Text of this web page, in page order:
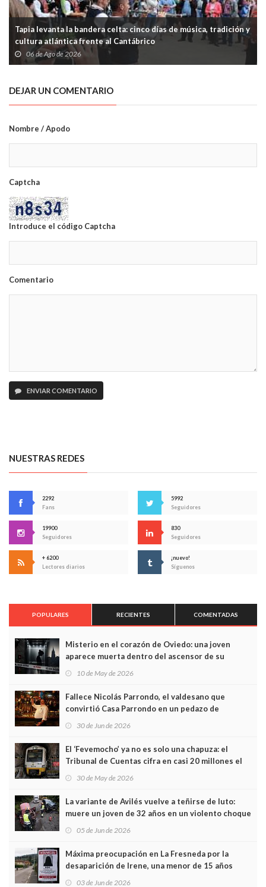
Tapia levanta la bandera celta: cinco días de música, tradición y
cultura atlántica frente al Cantábrico
06 de Ago de 2026
DEJAR UN COMENTARIO
Nombre / Apodo
Captcha
Introduce el código Captcha
Comentario
ENVIAR COMENTARIO
NUESTRAS REDES
2292
Fans
5992
Seguidores
19900
Seguidores
830
Seguidores
+ 6200
Lectores diarios
¡nuevo!
Síguenos
POPULARES RECIENTES COMENTADAS
Misterio en el corazón de Oviedo: una joven
aparece muerta dentro del ascensor de su
edificio y las cámaras captan sus últimos minutos
10 de May de 2026
Fallece Nicolás Parrondo, el valdesano que
convirtió Casa Parrondo en un pedazo de
Asturias en Madrid
30 de Jun de 2026
El ‘Fevemocho’ ya no es solo una chapuza: el
Tribunal de Cuentas cifra en casi 20 millones el
sobrecoste de los trenes que no cabían por los
30 de May de 2026
La variante de Avilés vuelve a teñirse de luto:
muere un joven de 32 años en un violento choque
frontal
05 de Jun de 2026
Máxima preocupación en La Fresneda por la
desaparición de Irene, una menor de 15 años
03 de Jun de 2026